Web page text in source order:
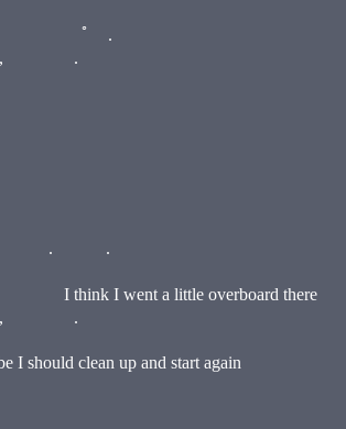
。 ﾟ .
, .
。 . .
a little overboard there
, .
up and start again